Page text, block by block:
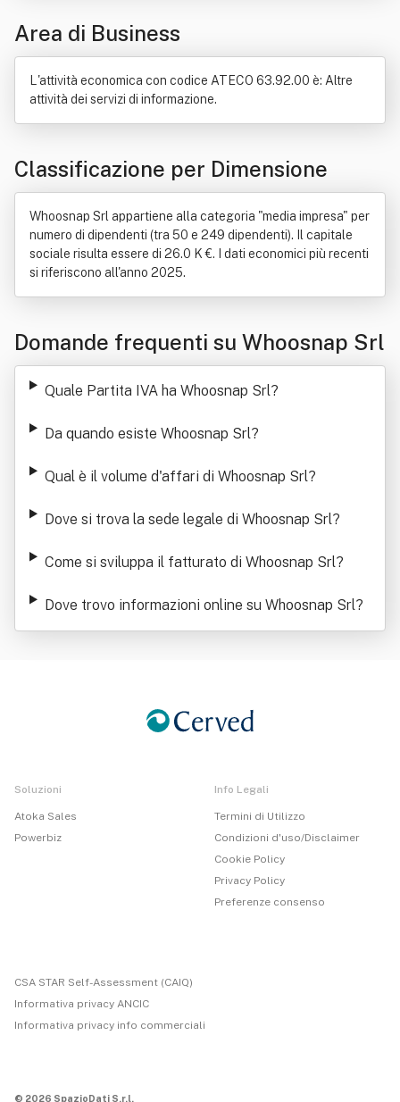
Commercio
Comunità virtuale
Area di Business
L'attività economica con codice ATECO 63.92.00 è: Altre
attività dei servizi di informazione.
Classificazione per Dimensione
Whoosnap Srl appartiene alla categoria "media impresa" per
numero di dipendenti (tra 50 e 249 dipendenti). Il capitale
sociale risulta essere di 26.0 K €. I dati economici più recenti
si riferiscono all'anno 2025.
Domande frequenti su Whoosnap Srl
Quale Partita IVA ha Whoosnap Srl?
Da quando esiste Whoosnap Srl?
Qual è il volume d'affari di Whoosnap Srl?
Dove si trova la sede legale di Whoosnap Srl?
Come si sviluppa il fatturato di Whoosnap Srl?
Dove trovo informazioni online su Whoosnap Srl?
Soluzioni
Atoka Sales
Powerbiz
Info Legali
Termini di Utilizzo
Condizioni d'uso/Disclaimer
Cookie Policy
Privacy Policy
Preferenze consenso
CSA STAR Self-Assessment (CAIQ)
Informativa privacy ANCIC
Informativa privacy info commerciali
© 2026 SpazioDati S.r.l.